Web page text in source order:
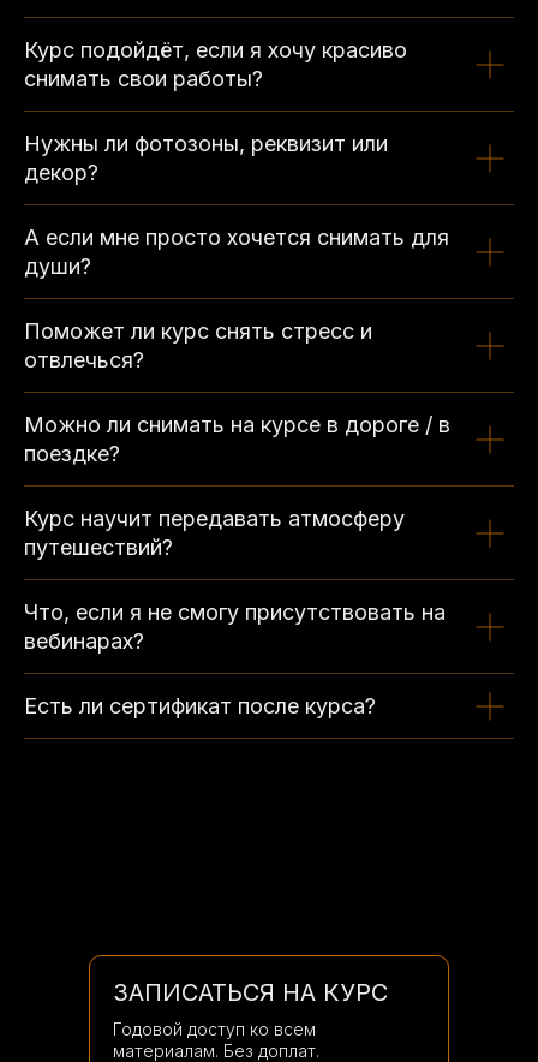
Курс подойдёт, если я хочу красиво
снимать свои работы?
Нужны ли фотозоны, реквизит или
декор?
А если мне просто хочется снимать для
души?
Поможет ли курс снять стресс и
отвлечься?
Можно ли снимать на курсе в дороге / в
поездке?
Курс научит передавать атмосферу
путешествий?
Что, если я не смогу присутствовать на
вебинарах?
Есть ли сертификат после курса?
ЗАПИСАТЬСЯ НА КУРС
Годовой доступ ко всем
материалам. Без доплат.